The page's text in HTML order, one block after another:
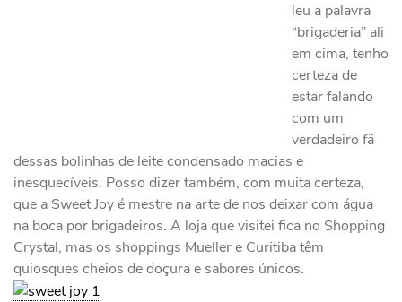
leu a palavra
“brigaderia” ali
em cima, tenho
certeza de
estar falando
com um
verdadeiro fã
dessas bolinhas de leite condensado macias e
inesquecíveis. Posso dizer também, com muita certeza,
que a Sweet Joy é mestre na arte de nos deixar com água
na boca por brigadeiros. A loja que visitei fica no Shopping
Crystal, mas os shoppings Mueller e Curitiba têm
quiosques cheios de doçura e sabores únicos.